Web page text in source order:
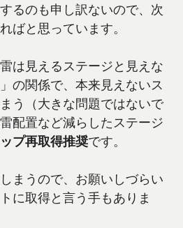
るのも申し訳ないので、次
ばと思っています。
は見えるステージと見えな
の関係で、本来見えないス
う（大きな問題ではないで
配置など減らしたステージ
プ再取得推奨です。
まうので、お願いしづらい
に取得と言う手もありま